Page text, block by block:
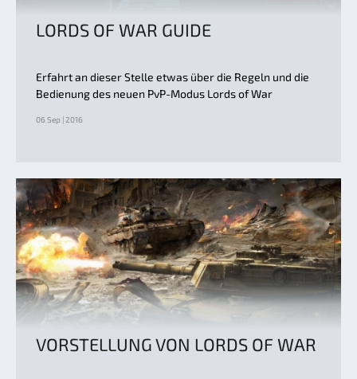
LORDS OF WAR GUIDE
Erfahrt an dieser Stelle etwas über die Regeln und die
Bedienung des neuen PvP-Modus Lords of War
06 Sep | 2016
VORSTELLUNG VON LORDS OF WAR